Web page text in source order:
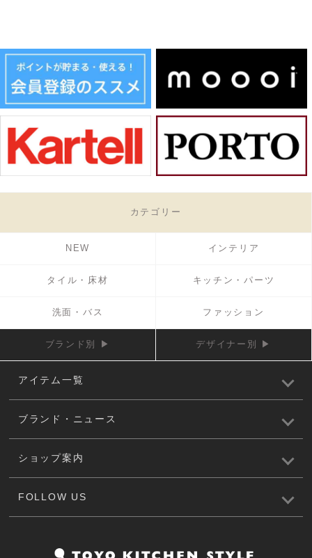
カテゴリー
NEW インテリア
タイル・床材 キッチン・パーツ
洗面・バス ファッション
ブランド別 ▶ デザイナー別 ▶
アイテム一覧
ブランド・ニュース
ショップ案内
FOLLOW US